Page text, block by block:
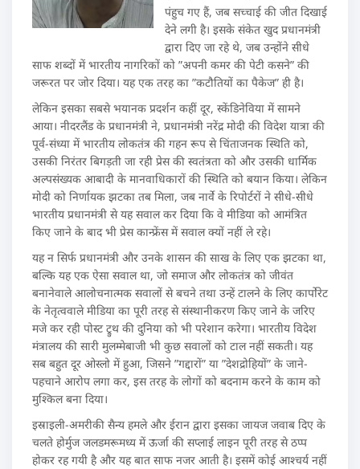
पंहुच गए हैं, जब सच्चाई की जीत दिखाई
देने लगी है। इसके संकेत खुद प्रधानमंत्री
द्वारा दिए जा रहे थे, जब उन्होंने सीधे
साफ शब्दों में भारतीय नागरिकों को ”अपनी कमर की पेटी कसने” की
जरूरत पर जोर दिया। यह एक तरह का ”कटौतियों का पैकेज” ही है।
लेकिन इसका सबसे भयानक प्रदर्शन कहीं दूर, स्केंडिनेविया में सामने
आया। नीदरलैंड के प्रधानमंत्री ने, प्रधानमंत्री नरेंद्र मोदी की विदेश यात्रा की
पूर्व-संध्या में भारतीय लोकतंत्र की गहन रूप से चिंताजनक स्थिति को,
उसकी निरंतर बिगड़ती जा रही प्रेस की स्वतंत्रता को और उसकी धार्मिक
अल्पसंख्यक आबादी के मानवाधिकारों की स्थिति को बयान किया। लेकिन
मोदी को निर्णायक झटका तब मिला, जब नार्वे के रिपोर्टरों ने सीधे-सीधे
भारतीय प्रधानमंत्री से यह सवाल कर दिया कि वे मीडिया को आमंत्रित
किए जाने के बाद भी प्रेस कान्फ्रेंस में सवाल क्यों नहीं ले रहे।
यह न सिर्फ प्रधानमंत्री और उनके शासन की साख के लिए एक झटका था,
बल्कि यह एक ऐसा सवाल था, जो समाज और लोकतंत्र को जीवंत
बनानेवाले आलोचनात्मक सवालों से बचने तथा उन्हें टालने के लिए कार्पोरेट
के नेतृत्ववाले मीडिया का पूरी तरह से संस्थानीकरण किए जाने के जरिए
मजे कर रही पोस्ट ट्रुथ की दुनिया को भी परेशान करेगा। भारतीय विदेश
मंत्रालय की सारी मुलम्मेबाजी भी कुछ सवालों को टाल नहीं सकती। यह
सब बहुत दूर ओस्लो में हुआ, जिसने ”गद्दारों” या ”देशद्रोहियों” के जाने-
पहचाने आरोप लगा कर, इस तरह के लोगों को बदनाम करने के काम को
मुश्किल बना दिया।
इस्राइली-अमरीकी सैन्य हमले और ईरान द्वारा इसका जायज जवाब दिए के
चलते होर्मुज जलडमरूमध्य में ऊर्जा की सप्लाई लाइन पूरी तरह से ठप्प
होकर रह गयी है और यह बात साफ नजर आती है। इसमें कोई आश्चर्य नहीं